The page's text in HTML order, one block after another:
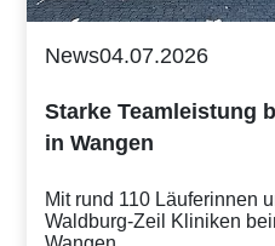
News04.07.2026
Starke Teamleistung
in Wangen
Mit rund 110 Läuferinnen
Waldburg-Zeil Kliniken